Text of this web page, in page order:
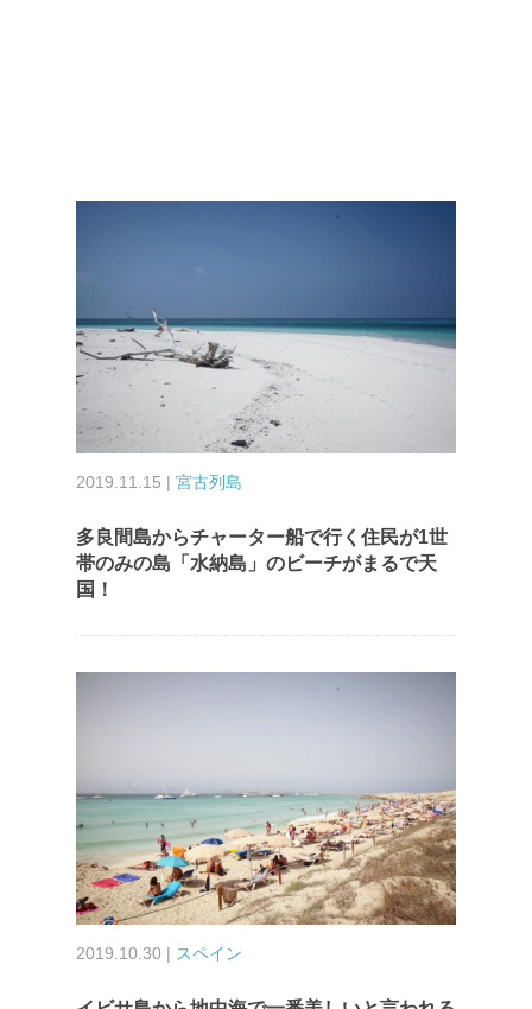
2019.11.15 | 宮古列島
多良間島からチャーター船で行く住民が1世
帯のみの島「水納島」のビーチがまるで天
国！
2019.10.30 | スペイン